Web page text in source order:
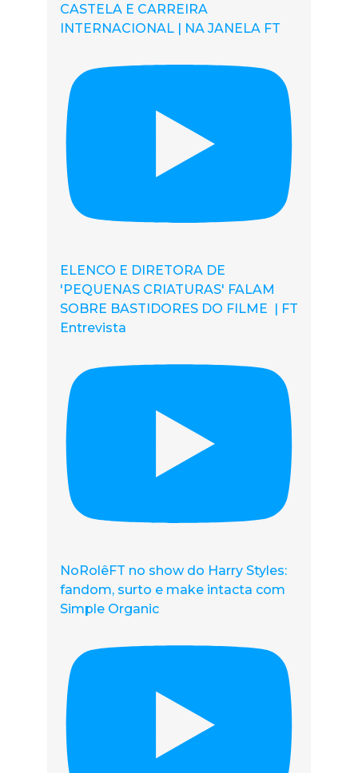
CASTELA E CARREIRA
INTERNACIONAL | NA JANELA FT
ELENCO E DIRETORA DE
'PEQUENAS CRIATURAS' FALAM
SOBRE BASTIDORES DO FILME | FT
Entrevista
NoRolêFT no show do Harry Styles:
fandom, surto e make intacta com
Simple Organic